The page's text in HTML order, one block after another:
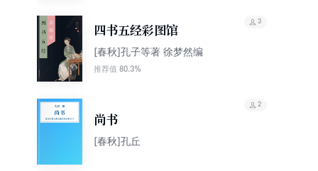
四书五经彩图馆
[春秋]孔子等著 徐梦然编
推荐值 80.3%
3
尚书
[春秋]孔丘
2